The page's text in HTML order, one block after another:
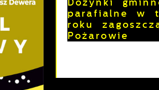
parafialne w
roku
Pożarowie